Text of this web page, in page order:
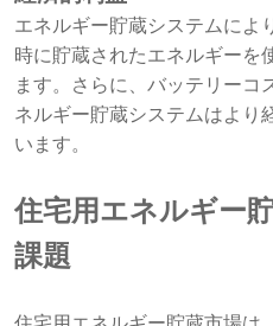
エネルギー貯蔵システムによ
時に貯蔵されたエネルギーを
ます。さらに、バッテリーコ
ネルギー貯蔵システムはより
います。
住宅用エネルギー
課題